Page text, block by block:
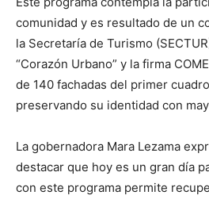
comunidad y es resultado de un
la Secretaría de Turismo
“Corazón Urbano” y la firma
de 140 fachadas del primer
preservando su identidad con
La gobernadora Mara Lezama
destacar que hoy es un gran día
con este programa permite